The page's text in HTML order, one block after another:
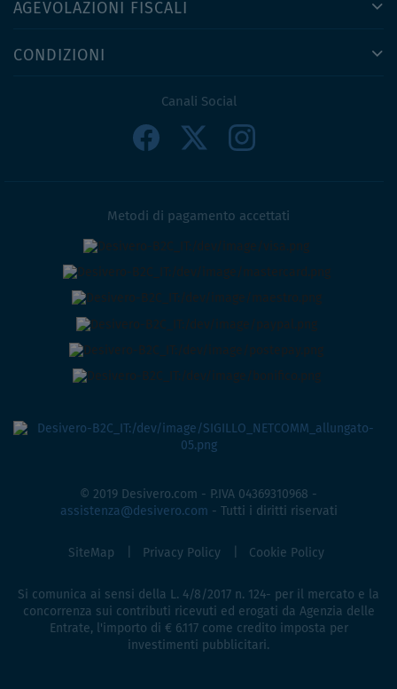
AGEVOLAZIONI FISCALI
CONDIZIONI
Canali Social
Metodi di pagamento accettati
© 2019 Desivero.com - P.IVA 04369310968 -
assistenza@desivero.com - Tutti i diritti riservati
SiteMap Privacy Policy Cookie Policy
Si comunica ai sensi della L. 4/8/2017 n. 124- per il mercato e la
concorrenza sui contributi ricevuti ed erogati da Agenzia delle
Entrate, l'importo di € 6.117 come credito imposta per
investimenti pubblicitari.